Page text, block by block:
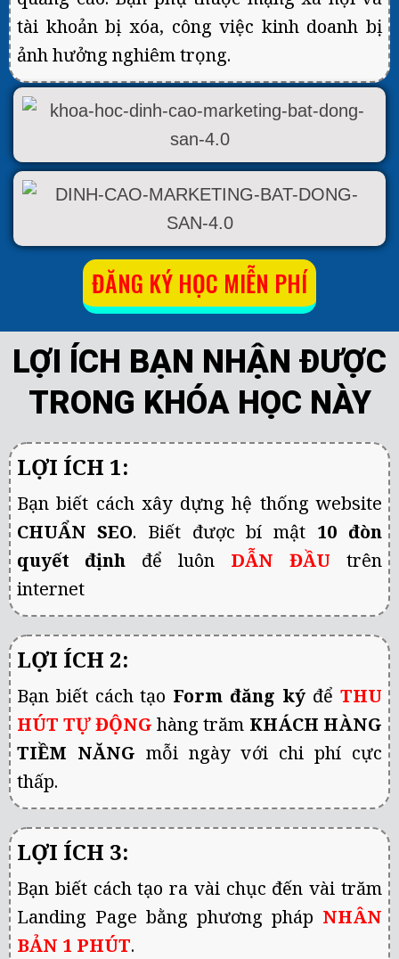
tài khoản bị xóa, công việc kinh doanh bị
ảnh hưởng nghiêm trọng.
ĐĂNG KÝ HỌC MIỄN PHÍ
LỢI ÍCH BẠN NHẬN ĐƯỢC
TRONG KHÓA HỌC NÀY
LỢI ÍCH 1:
Bạn biết cách xây dựng hệ thống website
CHUẨN SEO. Biết được bí mật 10 đòn
quyết định để luôn DẪN ĐẦU trên
internet
LỢI ÍCH 2:
Bạn biết cách tạo Form đăng ký để THU
HÚT TỰ ĐỘNG hàng trăm KHÁCH HÀNG
TIỀM NĂNG mỗi ngày với chi phí cực
thấp.
LỢI ÍCH 3:
Bạn biết cách tạo ra vài chục đến vài trăm
Landing Page bằng phương pháp NHÂN
BẢN 1 PHÚT.